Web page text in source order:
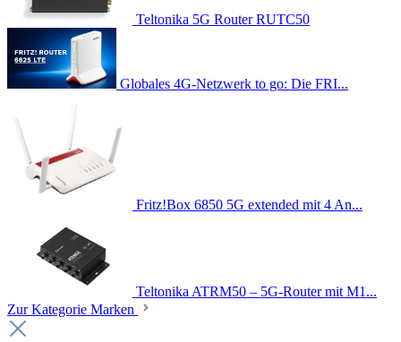
Teltonika 5G Router RUTC50
Globales 4G-Netzwerk to go: Die FRI...
Fritz!Box 6850 5G extended mit 4 An...
Teltonika ATRM50 – 5G-Router mit M1...
Zur Kategorie Marken